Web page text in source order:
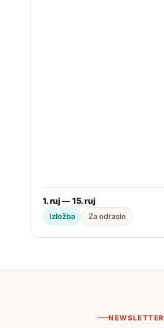
1. ruj — 15. ruj
Izložba Za odrasle
NEWSLETTER